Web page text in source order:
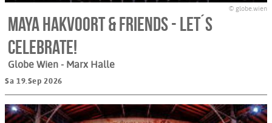
© globe.wien
Maya Hakvoort & Friends - LET´S
CELEBRATE!
Globe Wien - Marx Halle
Sa 19.Sep 2026